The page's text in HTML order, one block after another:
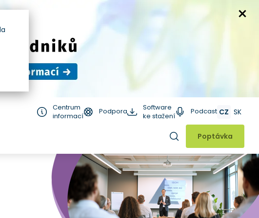
Centrum
informací
Podpora
Software
ke stažení
Podcast CZ SK
Hledat
Poptávka